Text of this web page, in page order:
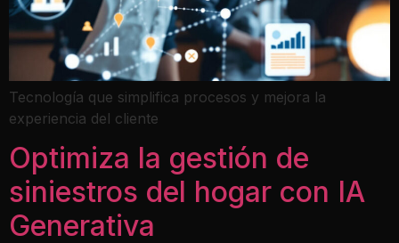
Tecnología que simplifica procesos y mejora la
experiencia del cliente
Optimiza la gestión de
siniestros del hogar con IA
Generativa